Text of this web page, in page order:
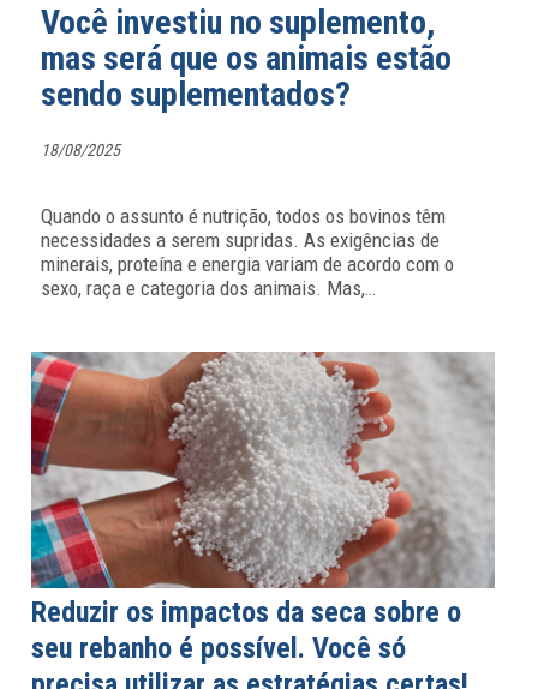
Você investiu no suplemento,
mas será que os animais estão
sendo suplementados?
18/08/2025
Quando o assunto é nutrição, todos os bovinos têm
necessidades a serem supridas. As exigências de
minerais, proteína e energia variam de acordo com o
sexo, raça e categoria dos animais. Mas,
Reduzir os impactos da seca sobre o
seu rebanho é possível. Você só